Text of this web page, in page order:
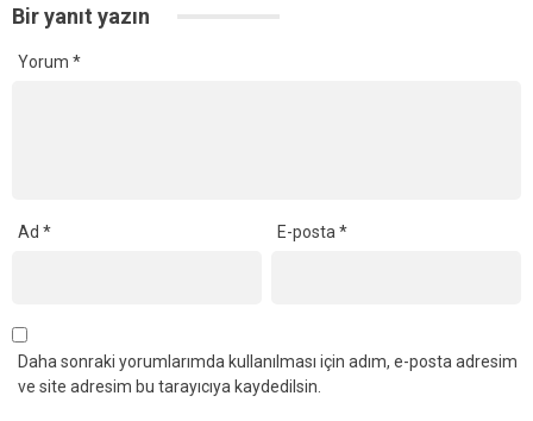
Bir yanıt yazın
Yorum *
Ad * E-posta*
Daha sonraki yorumlarımda kullanılması için adım, e-posta adresim
ve site adresim bu tarayıcıya kaydedilsin.